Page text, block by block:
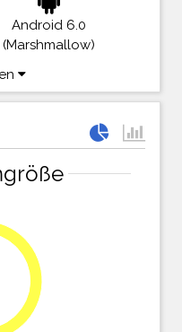
Android 6.0
(Marshmallow)
76.4%